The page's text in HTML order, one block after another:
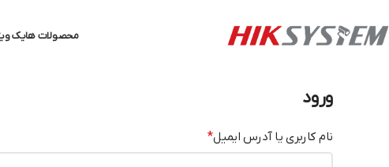
محصولات هایک
ورود
نام کاربری یا آدرس ایمیل*